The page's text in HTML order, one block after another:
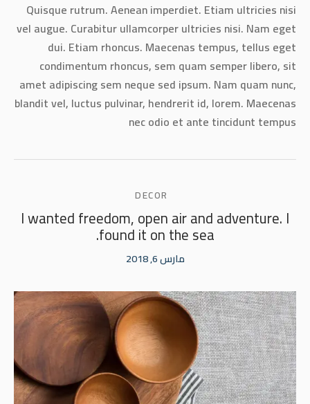
Quisque rutrum. Aenean imperdiet. Etiam ultricies nisi
vel augue. Curabitur ullamcorper ultricies nisi. Nam eget
dui. Etiam rhoncus. Maecenas tempus, tellus eget
condimentum rhoncus, sem quam semper libero, sit
amet adipiscing sem neque sed ipsum. Nam quam nunc,
blandit vel, luctus pulvinar, hendrerit id, lorem. Maecenas
nec odio et ante tincidunt tempus
DECOR
I wanted freedom, open air and adventure. I
found it on the sea.
مارس 6, 2018